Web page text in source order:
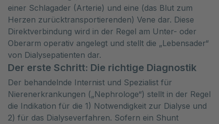
einer Schlagader (Arterie) und eine (das Blut zum
Herzen zurücktransportierenden) Vene dar. Diese
Direktverbindung wird in der Regel am Unter- oder
Oberarm operativ angelegt und stellt die „Lebensader“
von Dialysepatienten dar.
Der erste Schritt: Die richtige Diagnostik
Der behandelnde Internist und Spezialist für
Nierenerkrankungen („Nephrologe“) stellt in der Regel
die Indikation für die 1) Notwendigkeit zur Dialyse und
2) für das Dialyseverfahren. Sofern ein Shunt